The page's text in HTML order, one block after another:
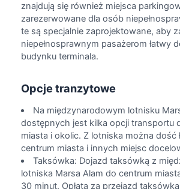
znajdują się również miejsca
zarezerwowane dla osób
te są specjalnie zaprojektowane, aby
niepełnosprawnym pasażerom łatwy
budynku terminala.
Opcje tranzytowe
Na międzynarodowym lotnisku
dostępnych jest kilka opcji transportu
miasta i okolic. Z lotniska można dość
centrum miasta i innych miejsc
Taksówka: Dojazd taksówką z
lotniska Marsa Alam do centrum
30 minut. Opłata za przejazd